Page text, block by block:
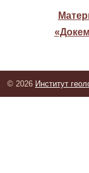
© 2026 Институт